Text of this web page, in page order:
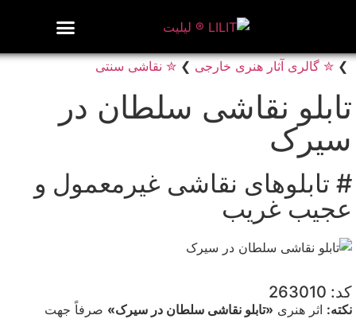
❯ ✮ گالری آثار هنری خارجی ❯ ✮ نقاشی سنتی
تابلو نقاشی سلطان در
سیرک
# تابلوهای نقاشی غیرمعمول و
عجیب غریب
کد: 263010
نکته: اثر هنری «تابلو نقاشی سلطان در سیرک» صرفاً جهت